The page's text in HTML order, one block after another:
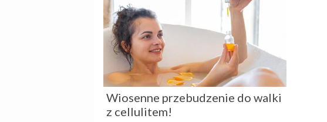
Wiosenne przebudzenie do walki
z cellulitem!